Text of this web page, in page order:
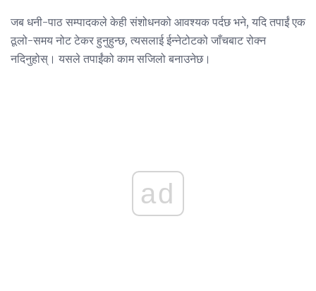
जब धनी-पाठ सम्पादकले केही संशोधनको आवश्यक पर्दछ भने, यदि तपाईं एक
ठूलो-समय नोट टेकर हुनुहुन्छ, त्यसलाई ईन्नेटोटको जाँचबाट रोक्न
नदिनुहोस्। यसले तपाईंको काम सजिलो बनाउनेछ।
ad